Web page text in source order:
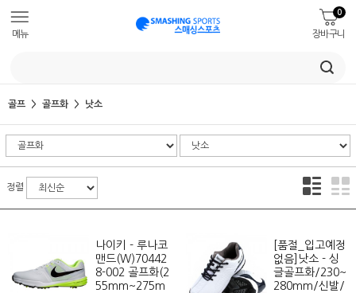
메뉴 장바구니
0
골프 골프화 낫소
정렬
나이키 - 루나코
맨드(W)70442
8-002 골프화(2
55mm~275m
[품절_입고예정
없음]낫소 - 싱
글골프화/230~
280mm/신발/